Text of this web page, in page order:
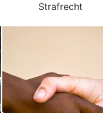
Strafrecht